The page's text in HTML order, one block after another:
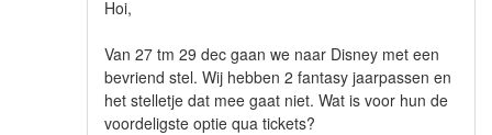
Hoi,
Van 27 tm 29 dec gaan we naar Disney met een
bevriend stel. Wij hebben 2 fantasy jaarpassen en
het stelletje dat mee gaat niet. Wat is voor hun de
voordeligste optie qua tickets?